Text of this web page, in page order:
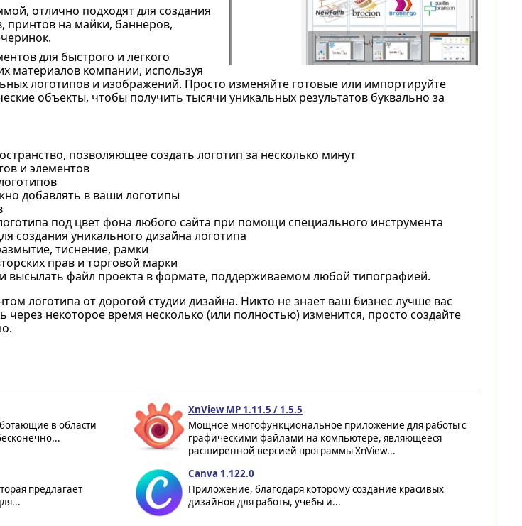
отлично подходят для создания
принтов на майки, баннеров,
для быстрого и лёгкого
материалов компании, используя
логотипов и изображений. Просто изменяйте готовые или импортируйте
объекты, чтобы получить тысячи уникальных результатов буквально за
позволяющее создать логотип за несколько минут
и элементов
добавлять в ваши логотипы
под цвет фона любого сайта при помощи специального инструмента
создания уникального дизайна логотипа
тиснение, рамки
прав и торговой марки
высылать файл проекта в формате, поддерживаемом любой типографией.
логотипа от дорогой студии дизайна. Никто не знает ваш бизнес лучше вас
некоторое время несколько (или полностью) изменится, просто создайте
в области
XnView MP 1.11.5 / 1.5.5
Мощное многофункциональное приложение для работы с
графическими файлами на компьютере, являющееся
расширенной версией программы XnView...
предлагает
Canva 1.122.0
Приложение, благодаря которому создание красивых
дизайнов для работы, учебы и...